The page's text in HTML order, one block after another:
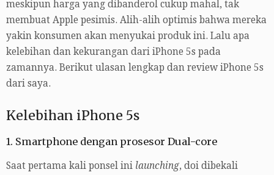
meskipun harga yang dibanderol cukup mahal, tak
membuat Apple pesimis. Alih-alih optimis bahwa mereka
yakin konsumen akan menyukai produk ini. Lalu apa
kelebihan dan kekurangan dari iPhone 5s pada
zamannya. Berikut ulasan lengkap dan review iPhone 5s
dari saya.
Kelebihan iPhone 5s
1. Smartphone dengan prosesor Dual-core
Saat pertama kali ponsel ini launching, doi dibekali